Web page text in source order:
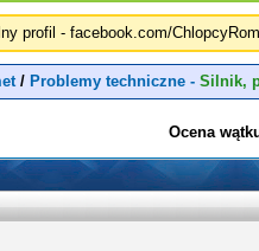
profil - facebook.com/
/ Problemy techniczne - Silnik,
Ocena